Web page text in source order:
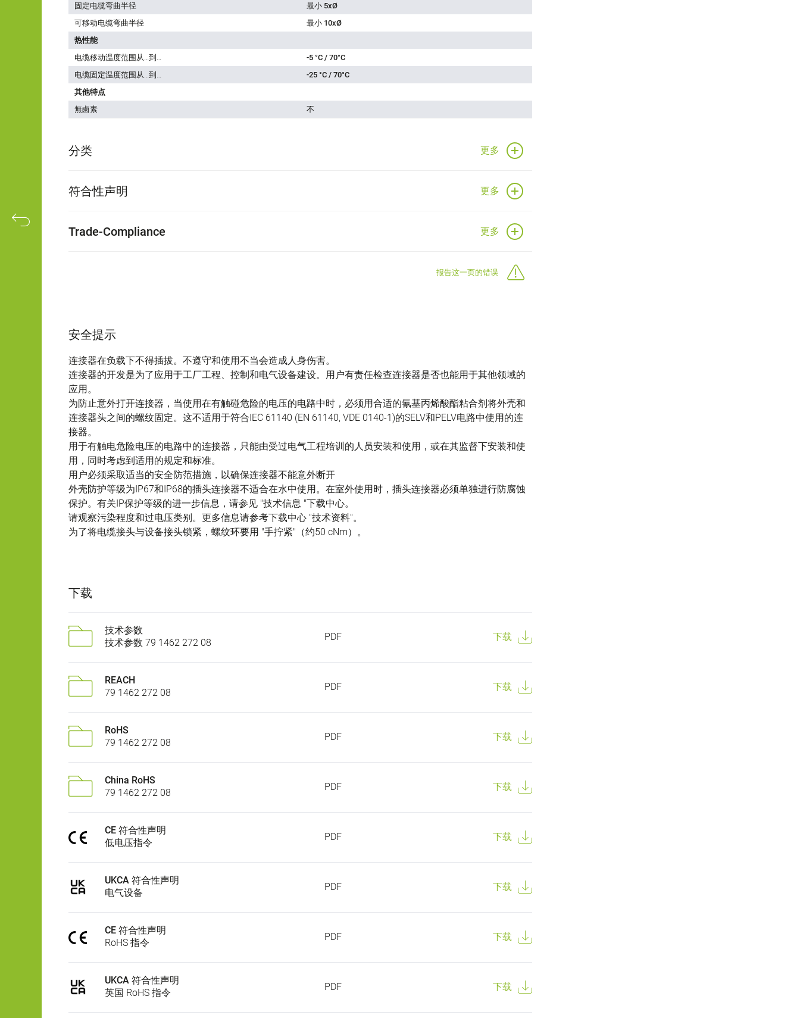
固定电缆弯曲半径
最小 5xØ
可移动电缆弯曲半径
最小 10xØ
热性能
电缆移动温度范围从…到…
-5 °C / 70°C
电缆固定温度范围从…到…
-25 °C / 70°C
其他特点
無鹵素
不
分类 更多
符合性声明 更多
Trade-Compliance 更多
报告这一页的错误
安全提示
连接器在负载下不得插拔。不遵守和使用不当会造成人身伤害。
连接器的开发是为了应用于工厂工程、控制和电气设备建设。用户有责任检查连接器是否也能用于其他领域的
应用。
为防止意外打开连接器，当使用在有触碰危险的电压的电路中时，必须用合适的氰基丙烯酸酯粘合剂将外壳和
连接器头之间的螺纹固定。这不适用于符合IEC 61140 (EN 61140, VDE 0140-1)的SELV和PELV电路中使用的连
接器。
用于有触电危险电压的电路中的连接器，只能由受过电气工程培训的人员安装和使用，或在其监督下安装和使
用，同时考虑到适用的规定和标准。
用户必须采取适当的安全防范措施，以确保连接器不能意外断开
外壳防护等级为IP67和IP68的插头连接器不适合在水中使用。在室外使用时，插头连接器必须单独进行防腐蚀
保护。有关IP保护等级的进一步信息，请参见 "技术信息 "下载中心。
请观察污染程度和过电压类别。更多信息请参考下载中心 "技术资料"。
为了将电缆接头与设备接头锁紧，螺纹环要用 "手拧紧"（约50 cNm）。
下载
技术参数
技术参数 79 1462 272 08
PDF 下载
REACH
79 1462 272 08
PDF 下载
RoHS
79 1462 272 08
PDF 下载
China RoHS
79 1462 272 08
PDF 下载
CE 符合性声明
低电压指令
PDF 下载
UKCA 符合性声明
电气设备
PDF 下载
CE 符合性声明
RoHS 指令
PDF 下载
UKCA 符合性声明
英国 RoHS 指令
PDF 下载